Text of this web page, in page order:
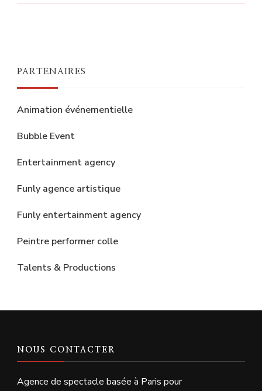
PARTENAIRES
Animation événementielle
Bubble Event
Entertainment agency
Funly agence artistique
Funly entertainment agency
Peintre performer colle
Talents & Productions
NOUS CONTACTER
Agence de spectacle basée à Paris pour